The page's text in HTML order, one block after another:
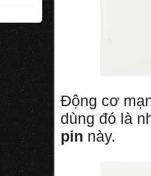
Động cơ
dùng đó là
pin này.